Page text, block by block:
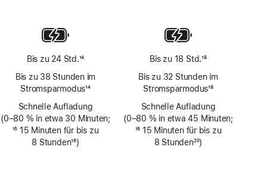
Bis zu 24 Std.14
Bis zu 38 Stunden im
Stromsparmodus14
Schnelle Aufladung
(0–80 % in etwa 30 Minuten;
Fußnote
15 15 Minuten für bis zu
8 Stunden16)
Bis zu 18 Std.18
Bis zu 32 Stunden im
Stromsparmodus18
Schnelle Aufladung
(0–80 % in etwa 45 Minuten;
Fußnote
19 15 Minuten für bis zu
8 Stunden20)